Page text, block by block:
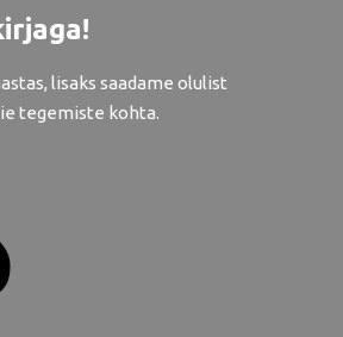
lisaks saadame olulist
tegemiste kohta.